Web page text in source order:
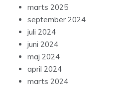
marts 2025
september 2024
juli 2024
juni 2024
maj 2024
april 2024
marts 2024